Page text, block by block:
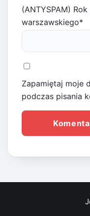
(ANTYSPAM)
warszawskiego*
Zapamiętaj moje
podczas pisania